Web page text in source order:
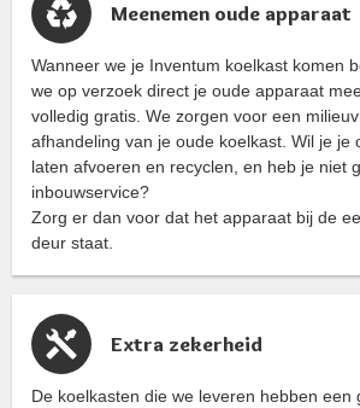
Meenemen oude apparaat
Wanneer we je Inventum koelkast komen
we op verzoek direct je oude apparaat
volledig gratis. We zorgen voor een
afhandeling van je oude koelkast. Wil je je
laten afvoeren en recyclen, en heb je niet
inbouwservice?
Zorg er dan voor dat het apparaat bij de
deur staat.
Extra zekerheid
De koelkasten die we leveren hebben een